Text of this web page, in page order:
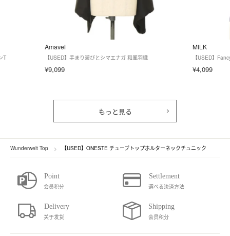
T
Amavel
【USED】手まり遊びとシマエナガ 和風羽織
¥9,099
MILK
【USED】
¥4,099
もっと見る
Wunderwelt Top 【USED】ONESTE チューブトップホルターネックチュニック
会员积分 選べる決済方法
关于发货 会员积分